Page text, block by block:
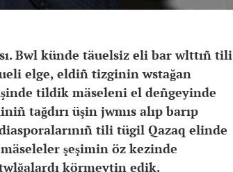
Bwl künde täuelsiz eli bar wlttıñ tili
elge, eldiñ tizginin wstağan
tildik mäseleni el deñgeyinde
tağdırı üşin jwmıs alıp barıp
tili tügil Qazaq elinde
şeşimin öz kezinde
körmeytin edik.